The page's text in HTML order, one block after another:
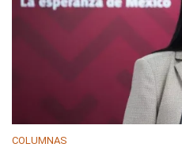
COLUMNAS